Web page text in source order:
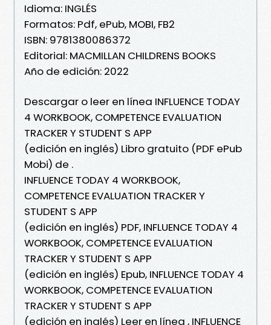
Idioma: INGLÉS
Formatos: Pdf, ePub, MOBI, FB2
ISBN: 9781380086372
Editorial: MACMILLAN CHILDRENS BOOKS
Año de edición: 2022
Descargar o leer en línea INFLUENCE TODAY
4 WORKBOOK, COMPETENCE EVALUATION
TRACKER Y STUDENT S APP
(edición en inglés) Libro gratuito (PDF ePub
Mobi) de .
INFLUENCE TODAY 4 WORKBOOK,
COMPETENCE EVALUATION TRACKER Y
STUDENT S APP
(edición en inglés) PDF, INFLUENCE TODAY 4
WORKBOOK, COMPETENCE EVALUATION
TRACKER Y STUDENT S APP
(edición en inglés) Epub, INFLUENCE TODAY 4
WORKBOOK, COMPETENCE EVALUATION
TRACKER Y STUDENT S APP
(edición en inglés) Leer en línea , INFLUENCE